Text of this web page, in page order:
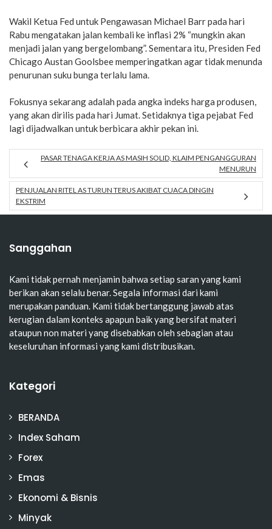
Wakil Ketua Fed untuk Pengawasan Michael Barr pada hari
Rabu mengatakan jalan kembali ke inflasi 2% “mungkin akan
menjadi jalan yang bergelombang”. Sementara itu, Presiden Fed
Chicago Austan Goolsbee memperingatkan agar tidak menunda
penurunan suku bunga terlalu lama.
Fokusnya sekarang adalah pada angka indeks harga produsen,
yang akan dirilis pada hari Jumat. Setidaknya tiga pejabat Fed
lagi dijadwalkan untuk berbicara akhir pekan ini.
PASAR TENAGA KERJA AS MASIH SOLID, KLAIM PENGANGGURAN
MENURUN
PENJUALAN RITEL AS TURUN TERUS AKIBAT CUACA DINGIN
EKSTRIM
Sanggahan
Kami tidak pernah menjamin bahwa setiap saran yang kami
berikan akan selalu benar. Segala informasi dari kami
merupakan panduan. Kami tidak bertanggung jawab atas
kerugian dalam konteks apapun baik yang bersifat materi
ataupun non materi yang disebabkan oleh sebagian atau
keseluruhan informasi yang kami distribusikan.
Kategori
BERANDA
Index Saham
Forex
Emas
Ekonomi & Bisnis
Minyak